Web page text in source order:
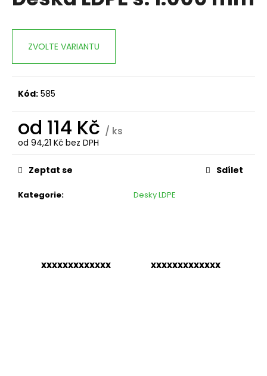
hvězdiček.
ZVOLTE VARIANTU
Kód: 585
od 114 Kč / ks
od 94,21 Kč bez DPH
Měrná
cena:
Kategorie: Desky LDPE
Zeptat se Sdílet
xxxxxxxxxxxxx xxxxxxxxxxxxx
j
t
?
HLEDAT
D